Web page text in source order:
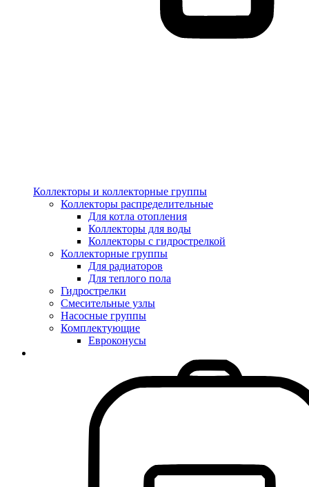
Коллекторы и коллекторные группы
Коллекторы распределительные
Для котла отопления
Коллекторы для воды
Коллекторы с гидрострелкой
Коллекторные группы
Для радиаторов
Для теплого пола
Гидрострелки
Смесительные узлы
Насосные группы
Комплектующие
Евроконусы